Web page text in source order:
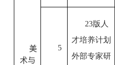
美
术与
5
23版人
才培养计划
外部专家研